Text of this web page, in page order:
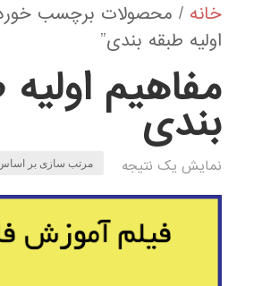
خانه / محصولات برچسب
اولیه طبقه بندی”
مفاهیم
بندی
نمایش یک نتیجه